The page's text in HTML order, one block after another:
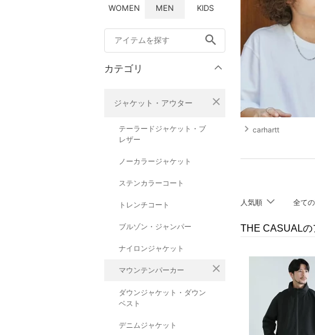
WOMEN MEN KIDS
search
カテゴリ
ジャケット・アウター close
テーラードジャケット・ブ
レザー
ノーカラージャケット
ステンカラーコート
トレンチコート
ブルゾン・ジャンパー
ナイロンジャケット
マウンテンパーカー close
ダウンジャケット・ダウン
ベスト
デニムジャケット
navigate_next carhartt
人気順 全て
THE CASUALの